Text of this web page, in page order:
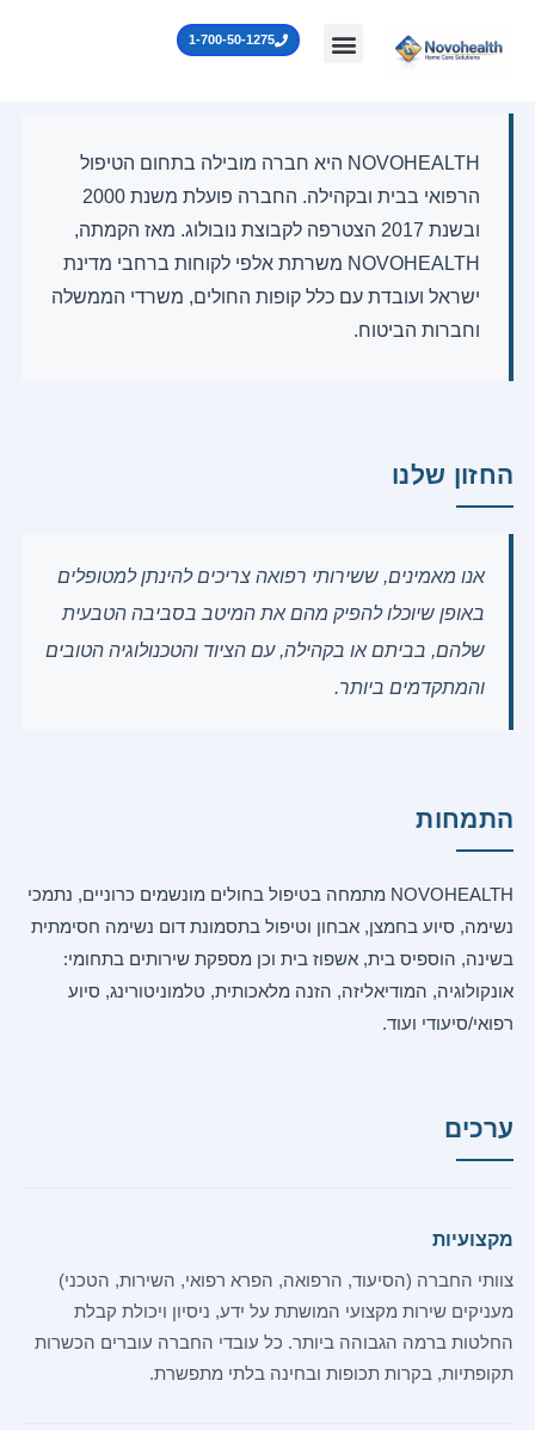
לתוכן
1-700-50-1275
NOVOHEALTH היא חברה מובילה בתחום הטיפול
הרפואי בבית ובקהילה. החברה פועלת משנת 2000
ובשנת 2017 הצטרפה לקבוצת נובולוג. מאז הקמתה,
NOVOHEALTH משרתת אלפי לקוחות ברחבי מדינת
ישראל ועובדת עם כלל קופות החולים, משרדי הממשלה
וחברות הביטוח.
החזון שלנו
אנו מאמינים, ששירותי רפואה צריכים להינתן למטופלים
באופן שיוכלו להפיק מהם את המיטב בסביבה הטבעית
שלהם, בביתם או בקהילה, עם הציוד והטכנולוגיה הטובים
והמתקדמים ביותר.
התמחות
NOVOHEALTH מתמחה בטיפול בחולים מונשמים כרוניים, נתמכי
נשימה, סיוע בחמצן, אבחון וטיפול בתסמונת דום נשימה חסימתית
בשינה, הוספיס בית, אשפוז בית וכן מספקת שירותים בתחומי:
אונקולוגיה, המודיאליזה, הזנה מלאכותית, טלמוניטורינג, סיוע
רפואי/סיעודי ועוד.
ערכים
מקצועיות
צוותי החברה (הסיעוד, הרפואה, הפרא רפואי, השירות, הטכני)
מעניקים שירות מקצועי המושתת על ידע, ניסיון ויכולת קבלת
החלטות ברמה הגבוהה ביותר. כל עובדי החברה עוברים הכשרות
תקופתיות, בקרות תכופות ובחינה בלתי מתפשרת.